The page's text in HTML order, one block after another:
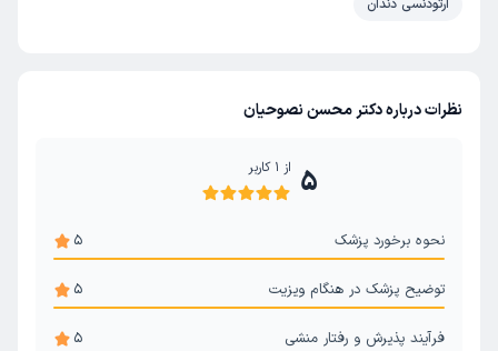
ارتودنسی دندان
نظرات درباره دکتر محسن نصوحیان
5 از 1 کاربر
نحوه برخورد پزشک 5
توضیح پزشک در هنگام ویزیت 5
فرآیند پذیرش و رفتار منشی 5